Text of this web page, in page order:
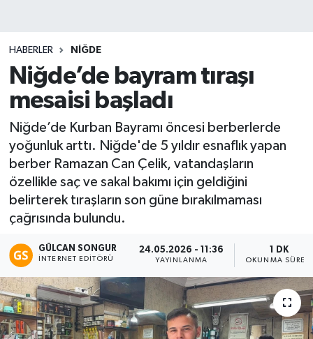
HABERLER NIĞDE
Niğde’de bayram tıraşı
mesaisi başladı
Niğde’de Kurban Bayramı öncesi berberlerde
yoğunluk arttı. Niğde'de 5 yıldır esnaflık yapan
berber Ramazan Can Çelik, vatandaşların
özellikle saç ve sakal bakımı için geldiğini
belirterek tıraşların son güne bırakılmaması
çağrısında bulundu.
GÜLCAN SONGUR
İNTERNET EDITÖRÜ
24.05.2026 - 11:36
YAYINLANMA
1 DK
OKUNMA SÜRESI
Spor
Siyaset
Eğitim
Teknoloji
Asayiş
Resmi İlan
Haber Arşivi